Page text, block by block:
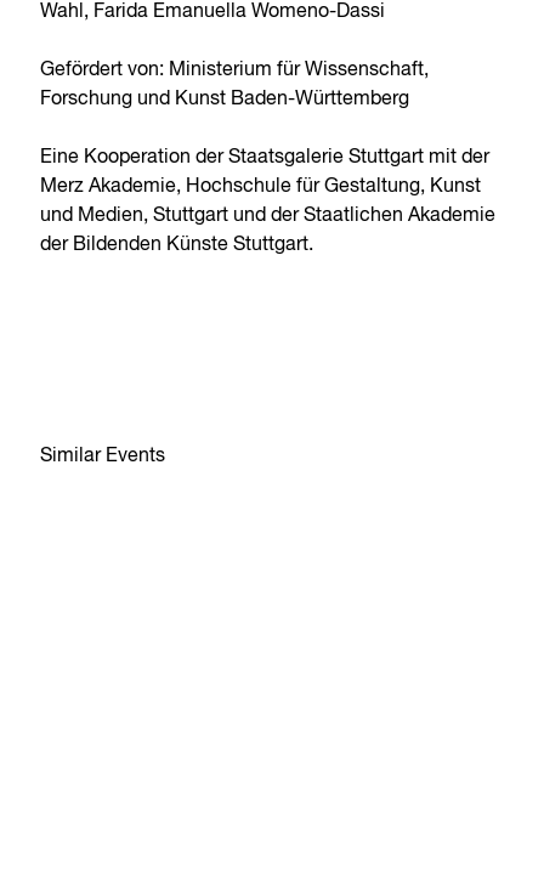
Wahl, Farida Emanuella Womeno-Dassi
Gefördert von: Ministerium für Wissenschaft,
Forschung und Kunst Baden-Württemberg
Eine Kooperation der Staatsgalerie Stuttgart mit der
Merz Akademie, Hochschule für Gestaltung, Kunst
und Medien, Stuttgart und der Staatlichen Akademie
der Bildenden Künste Stuttgart.
Similar Events